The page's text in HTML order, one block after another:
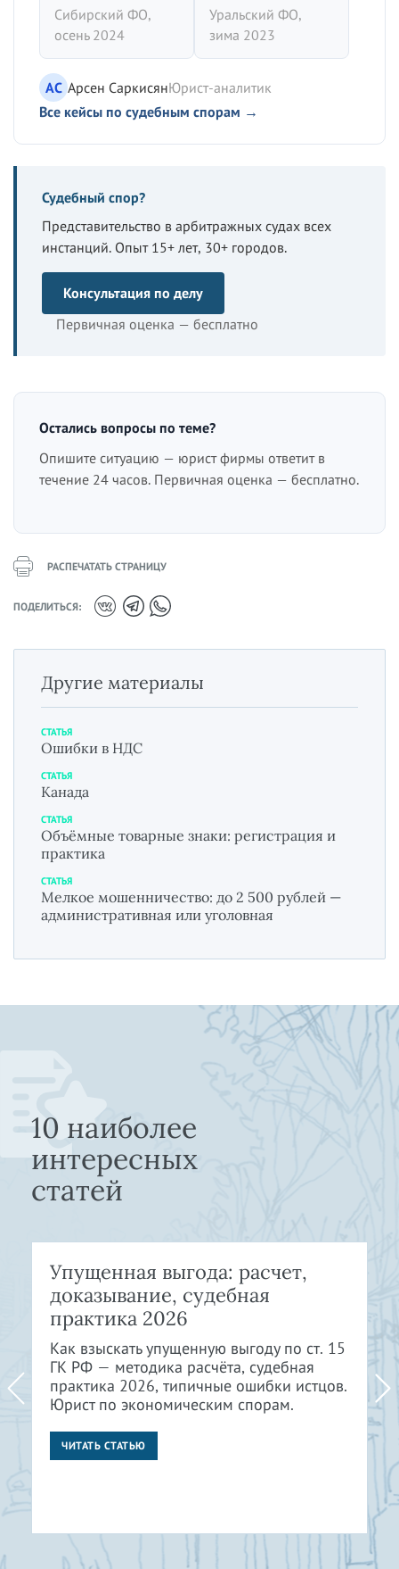
Сибирский ФО,
осень 2024
Уральский ФО,
зима 2023
АС Арсен СаркисянЮрист-аналитик
Все кейсы по судебным спорам →
Судебный спор?
Представительство в арбитражных судах всех
инстанций. Опыт 15+ лет, 30+ городов.
Консультация по делу
Первичная оценка — бесплатно
Остались вопросы по теме?
Опишите ситуацию — юрист фирмы ответит в
течение 24 часов. Первичная оценка — бесплатно.
РАСПЕЧАТАТЬ СТРАНИЦУ
ПОДЕЛИТЬСЯ:
Другие материалы
СТАТЬЯ
Ошибки в НДС
СТАТЬЯ
Канада
СТАТЬЯ
Объёмные товарные знаки: регистрация и
практика
СТАТЬЯ
Мелкое мошенничество: до 2 500 рублей —
административная или уголовная
10 наиболее
интересных
статей
Упущенная выгода: расчет,
доказывание, судебная
практика 2026
Как взыскать упущенную выгоду по ст. 15
ГК РФ — методика расчёта, судебная
практика 2026, типичные ошибки истцов.
Юрист по экономическим спорам.
ЧИТАТЬ СТАТЬЮ